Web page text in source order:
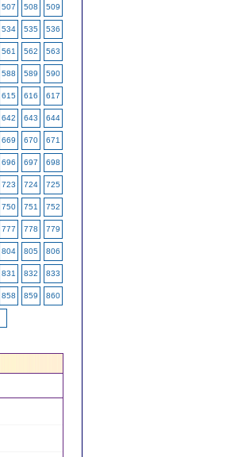
507 508 509
534 535 536
561 562 563
588 589 590
615 616 617
642 643 644
669 670 671
696 697 698
723 724 725
750 751 752
777 778 779
804 805 806
831 832 833
858 859 860